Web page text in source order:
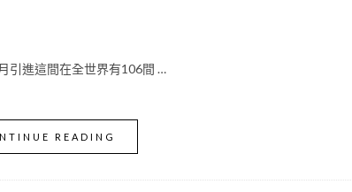
引進這間在全世界有106間 …
READING